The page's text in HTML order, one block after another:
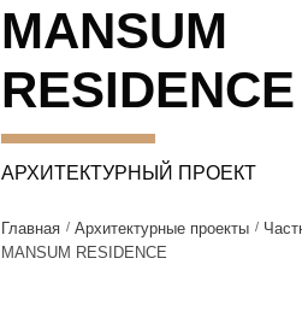
MANSUM
RESIDENCE
АРХИТЕКТУРНЫЙ ПРОЕКТ
Главная Архитектурные проекты
MANSUM RESIDENCE